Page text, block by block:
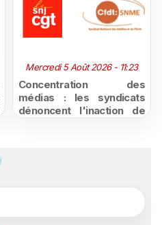
Mercredi 5 Août 2026 - 11:23
Concentration des
médias : les syndicats
dénoncent l'inaction de